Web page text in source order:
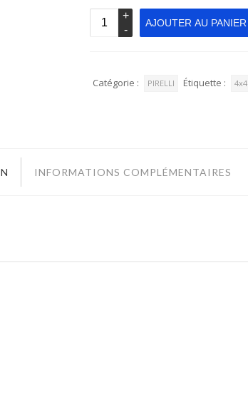
AJOUTER AU PANIER
Catégorie : PIRELLI Étiquette : 4x4
INFORMATIONS COMPLÉMENTAIRES